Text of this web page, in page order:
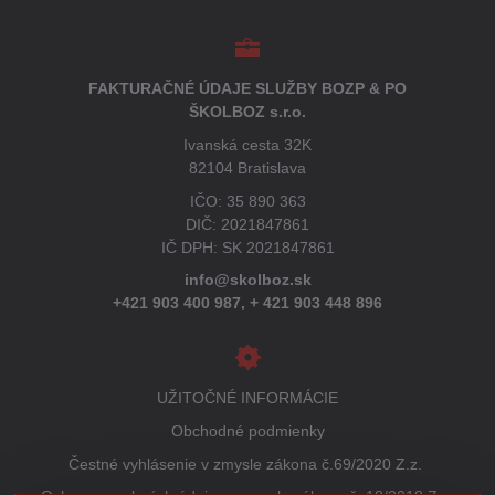
FAKTURAČNÉ ÚDAJE SLUŽBY BOZP & PO
ŠKOLBOZ s.r.o.
Ivanská cesta 32K
82104 Bratislava
IČO: 35 890 363
DIČ: 2021847861
IČ DPH: SK 2021847861
info@skolboz.sk
+421 903 400 987, + 421 903 448 896
UŽITOČNÉ INFORMÁCIE
Obchodné podmienky
Čestné vyhlásenie v zmysle zákona č.69/2020 Z.z.